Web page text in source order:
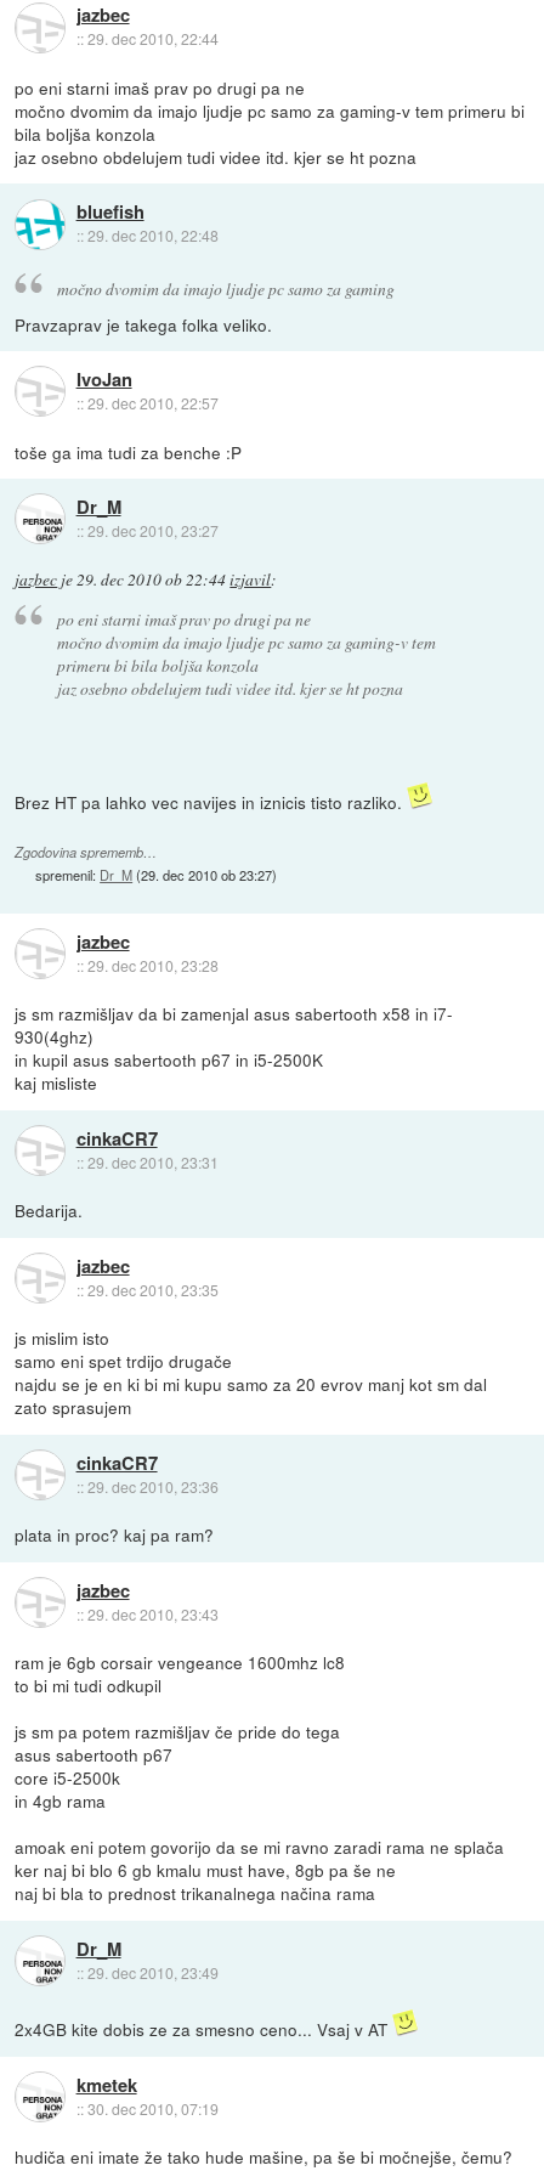
jazbec
::29. dec 2010, 22:44
po eni starni imaš prav po drugi pa ne
močno dvomim da imajo ljudje pc samo za gaming-v tem primeru bi
bila boljša konzola
jaz osebno obdelujem tudi videe itd. kjer se ht pozna
bluefish
::29. dec 2010, 22:48
močno dvomim da imajo ljudje pc samo za gaming
Pravzaprav je takega folka veliko.
IvoJan
::29. dec 2010, 22:57
toše ga ima tudi za benche :P
Dr_M
::29. dec 2010, 23:27
jazbec je29. dec 2010 ob 22:44izjavil:
po eni starni imaš prav po drugi pa ne
močno dvomim da imajo ljudje pc samo za gaming-v tem
primeru bi bila boljša konzola
jaz osebno obdelujem tudi videe itd. kjer se ht pozna
Brez HT pa lahko vec navijes in iznicis tisto razliko.
Zgodovina sprememb…
spremenil: Dr_M(29. dec 2010 ob 23:27)
jazbec
::29. dec 2010, 23:28
js sm razmišljav da bi zamenjal asus sabertooth x58 in i7-
930(4ghz)
in kupil asus sabertooth p67 in i5-2500K
kaj misliste
cinkaCR7
::29. dec 2010, 23:31
Bedarija.
jazbec
::29. dec 2010, 23:35
js mislim isto
samo eni spet trdijo drugače
najdu se je en ki bi mi kupu samo za 20 evrov manj kot sm dal
zato sprasujem
cinkaCR7
::29. dec 2010, 23:36
plata in proc? kaj pa ram?
jazbec
::29. dec 2010, 23:43
ram je 6gb corsair vengeance 1600mhz lc8
to bi mi tudi odkupil
js sm pa potem razmišljav če pride do tega
asus sabertooth p67
core i5-2500k
in 4gb rama
amoak eni potem govorijo da se mi ravno zaradi rama ne splača
ker naj bi blo 6 gb kmalu must have, 8gb pa še ne
naj bi bla to prednost trikanalnega načina rama
Dr_M
::29. dec 2010, 23:49
2x4GB kite dobis ze za smesno ceno... Vsaj v AT
kmetek
::30. dec 2010, 07:19
hudiča eni imate že tako hude mašine, pa še bi močnejše, čemu?